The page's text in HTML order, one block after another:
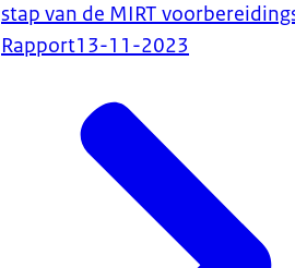
stap van de MIRT
Rapport13-11-2023